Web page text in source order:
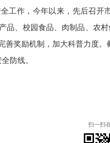
工作，今年以来，先后召
品、校园食品、肉制品、农
善奖励机制，加大科普力度
防线。
扫一扫